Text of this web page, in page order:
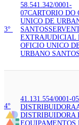
3°
58.541.342/0001-
07CARTORIO DO
UNICO DE
SANTOS
EXTRAJUDICIAL
OFICIO UNICO
URBANO
4°
41.131.554/0001-05
DISTRIBUIDORA
DISTRIBUIDORA
EQUIPAMENTOS